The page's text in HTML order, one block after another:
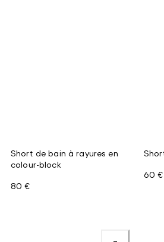
Short de bain à rayures en
colour-block
80 €
60 €